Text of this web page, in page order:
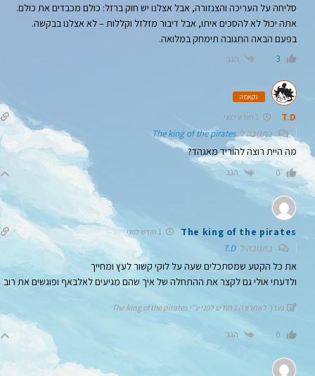
סליחה על העריכה והצנזורה, אבל אצלנו יש חוק ברזל: כולם מכבדים את כולם.
אתה יכול לא להסכים איתו, אבל דיבור מזלזל וקללות – לא אצלנו בבקשה.
בפעם הבאה התגובה תימחק במלואה.
3 הגב
נקאמה
T.D
בתגובה לThe king of the pirates
מה היית רוצה להוריד מאגהד?
0 הגב
The king of the pirates
בתגובה לT.D
את כל הקטע שמסתכלים שעה על לוקי קשור לעץ ומחייך
ולדעתי אולי גם לקצר את ההתחלה של איך שהם מגיעים לאלבאף ופוגשים את רוב
נערך לאחרונה 1 חודש לפני ע"י The king of the pirates
0 הגב